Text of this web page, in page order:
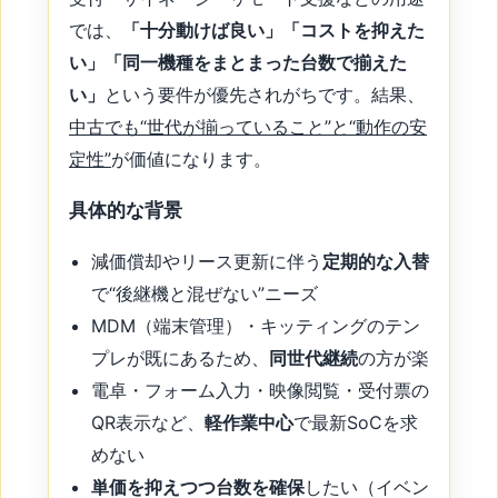
では、
「十分動けば良い」「コストを抑えた
い」「同一機種をまとまった台数で揃えた
い」 という要件が優先されがちです。結果、
中古でも“世代が揃っていること”と“動作の安
定性”が価値になります。
具体的な背景
減価償却やリース更新に伴う 定期的な入替
で“後継機と混ぜない”ニーズ
MDM（端末管理）・キッティングのテン
プレが既にあるため、
同世代継続の方が楽
電卓・フォーム入力・映像閲覧・受付票の
QR表示など、 軽作業中心で最新SoCを求
めない
単価を抑えつつ台数を確保したい（イベン